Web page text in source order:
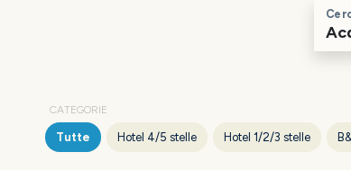
CATEGORIE
Tutte Hotel 4/5 stelle Hotel 1/2/3 stelle